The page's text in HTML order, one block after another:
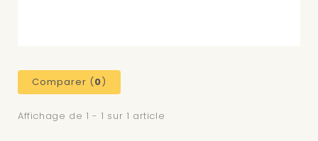
Comparer (0)
Affichage de 1 - 1 sur 1 article